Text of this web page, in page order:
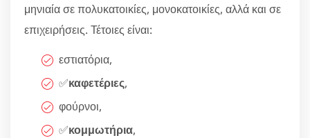
μηνιαία σε πολυκατοικίες, μονοκατοικίες, αλλά και σε
επιχειρήσεις. Τέτοιες είναι:
εστιατόρια,
✅καφετέριες,
φούρνοι,
✅κομμωτήρια,